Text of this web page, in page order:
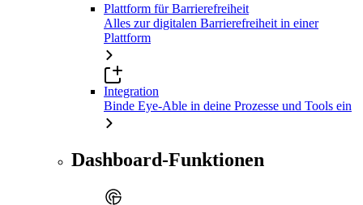
Plattform für Barrierefreiheit
Alles zur digitalen Barrierefreiheit in einer
Plattform
Integration
Binde Eye-Able in deine Prozesse und Tools ein
Dashboard-Funktionen